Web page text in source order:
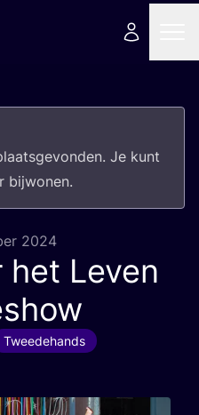
Je kunt
bijwonen.
2024
het Leven
Tweedehands